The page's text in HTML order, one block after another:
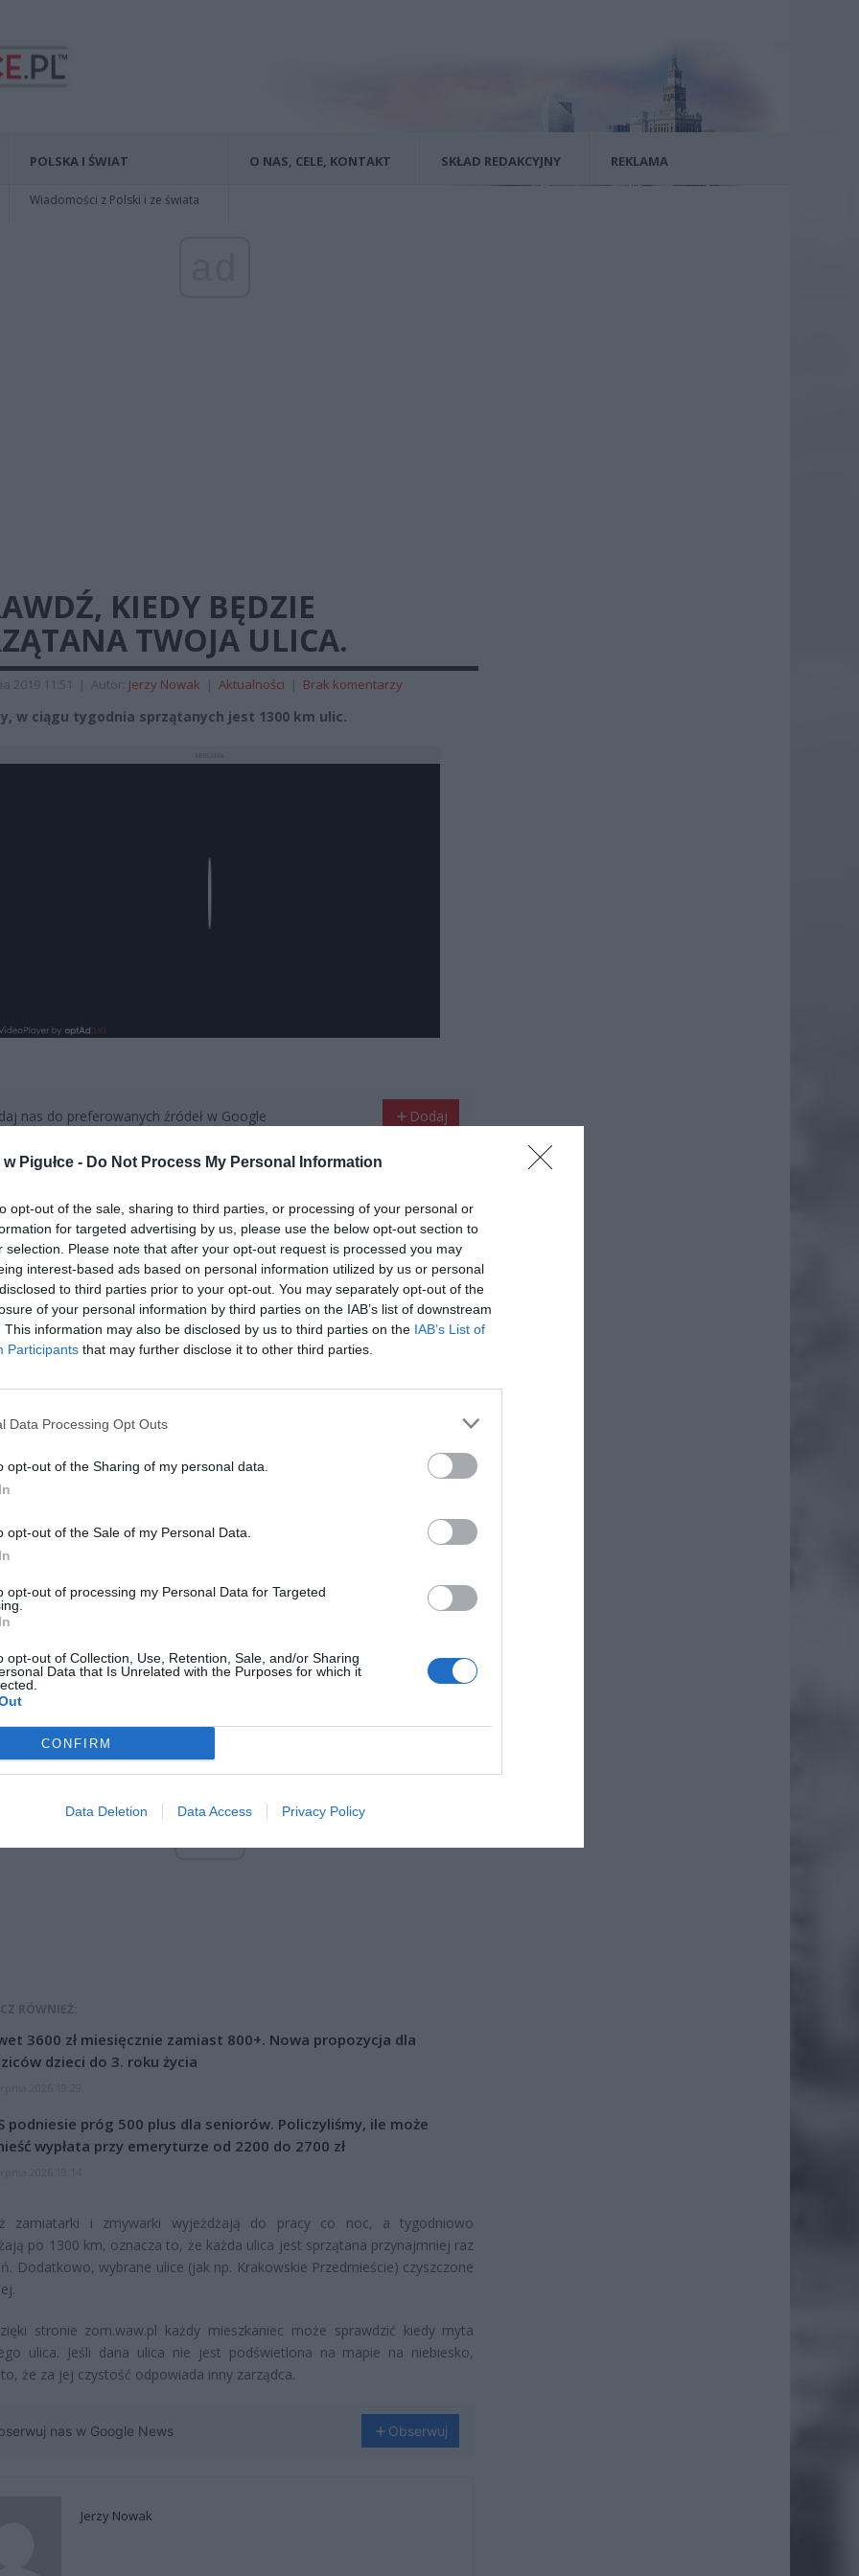
Pigułce - Do Not Process My Personal Information
opt-out of the sale, sharing to third parties, or processing of your personal or
for targeted advertising by us, please use the below opt-out section to
selection. Please note that after your opt-out request is processed you may
interest-based ads based on personal information utilized by us or personal
to third parties prior to your opt-out. You may separately opt-out of the
of your personal information by third parties on the IAB’s list of downstream
This information may also be disclosed by us to third parties on the IAB’s List of
Participants that may further disclose it to other third parties.
Data Processing Opt Outs
opt-out of the Sharing of my personal data.
opt-out of the Sale of my Personal Data.
opt-out of processing my Personal Data for Targeted
opt-out of Collection, Use, Retention, Sale, and/or Sharing
Data that Is Unrelated with the Purposes for which it
CONFIRM
Data Deletion Data Access Privacy Policy
POLSKA I ŚWIAT
Wiadomości z Polski i ze świata
O NAS, CELE, KONTAKT SKŁAD REDAKCYJNY REKLAMA
KIEDY BĘDZIE
TWOJA ULICA.
2019 11:51 | Autor: Jerzy Nowak | Aktualności | Brak komentarzy
w ciągu tygodnia sprzątanych jest 1300 km ulic.
nas do preferowanych źródeł w Google Dodaj
Fot. pixabay.com
sprzątania sprawdzić można w internecie.
ulice są od wiosny do jesieni sprzątane na mokro. Kalendarz czyszczenia
jest na stronie Zarządu Oczyszczania Miasta.
ad
RÓWNIEŻ:
3600 zł miesięcznie zamiast 800+. Nowa propozycja dla
dzieci do 3. roku życia
podniesie próg 500 plus dla seniorów. Policzyliśmy, ile może
wypłata przy emeryturze od 2200 do 2700 zł
zamiatarki i zmywarki wyjeżdżają do pracy co noc, a tygodniowo
po 1300 km, oznacza to, że każda ulica jest sprzątana przynajmniej raz
Dodatkowo, wybrane ulice (jak np. Krakowskie Przedmieście) czyszczone
stronie zom.waw.pl każdy mieszkaniec może sprawdzić kiedy myta
ulica. Jeśli dana ulica nie jest podświetlona na mapie na niebiesko,
że za jej czystość odpowiada inny zarządca.
nas w Google News Obserwuj
Jerzy Nowak